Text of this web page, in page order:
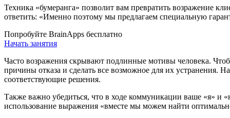
Техника «бумеранга» позволит вам превратить возражение
ответить: «Именно поэтому мы предлагаем специальную
Попробуйте BrainApps бесплатно
Начать занятия
Часто возражения скрывают подлинные мотивы человека.
причины отказа и сделать все возможное для их устранения.
соответствующие решения.
Также важно убедиться, что в ходе коммуникации ваше «я»
использование выражения «вместе мы можем найти